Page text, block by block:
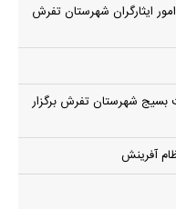
ایثارگران شهرستان تفرش
بسیج شهرستان تفرش برگزار
آفرینش